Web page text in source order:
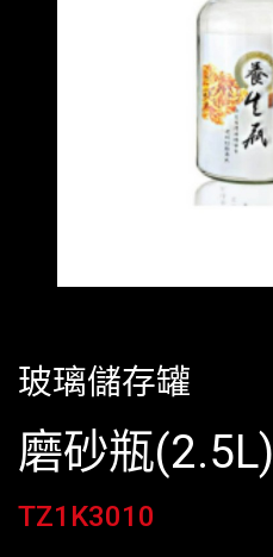
玻璃儲存罐
磨砂瓶(2.5L)
TZ1K3010